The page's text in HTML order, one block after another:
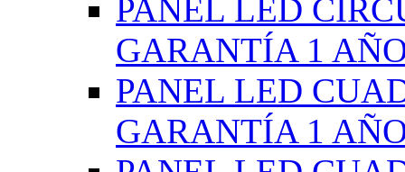
PANEL LED
GARANTÍA 1
PANEL LED
GARANTÍA 1